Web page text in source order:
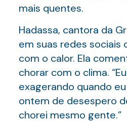
mais quentes.
Hadassa, cantora da
em suas redes sociais
com o calor. Ela
chorar com o clima.
exagerando quando
ontem de desespero
chorei mesmo gente.”